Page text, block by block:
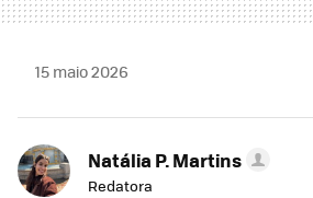
15 maio 2026
Natália P. Martins
Redatora